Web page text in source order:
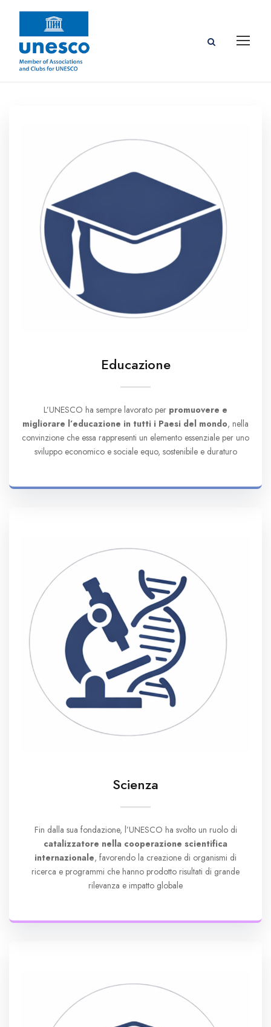
Educazione
L’UNESCO ha sempre lavorato per promuovere e
migliorare l’educazione in tutti i Paesi del mondo, nella
convinzione che essa rappresenti un elemento essenziale per uno
sviluppo economico e sociale equo, sostenibile e duraturo
Scienza
Fin dalla sua fondazione, l’UNESCO ha svolto un ruolo di
catalizzatore nella cooperazione scientifica
internazionale, favorendo la creazione di organismi di
ricerca e programmi che hanno prodotto risultati di grande
rilevanza e impatto globale